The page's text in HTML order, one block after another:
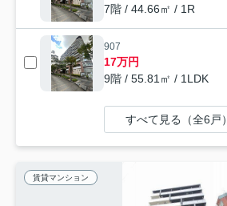
7階 / 44.66㎡ / 1R
907
17万円
9階 / 55.81㎡ / 1LDK
すべて見る（全6戸）
賃貸マンション